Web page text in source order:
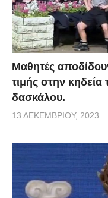
Μαθητές
τιμής στην
δασκάλου.
13 ΔΕΚΕΜΒΡΊΟΥ, 2023